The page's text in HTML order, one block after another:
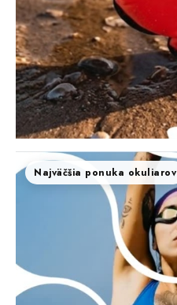
Najväčšia ponuka okuliarov